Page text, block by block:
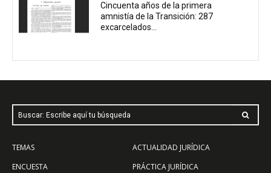
Cincuenta años de la primera
amnistía de la Transición: 287
excarcelados...
Buscar: Escribe aquí tu búsqueda
TEMAS
ENCUESTA
ACTUALIDAD JURÍDICA
PRÁCTICA JURÍDICA